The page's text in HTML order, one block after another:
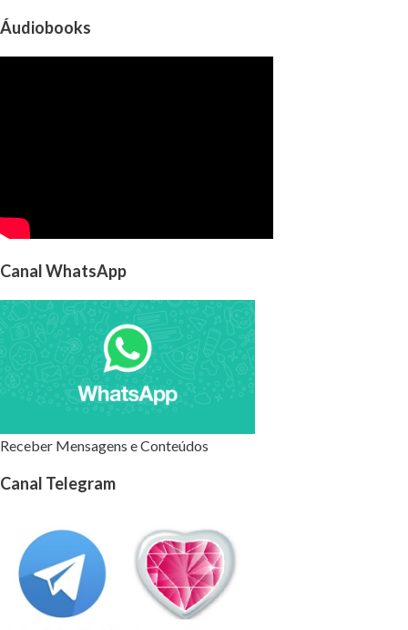
Áudiobooks
Canal WhatsApp
Receber Mensagens e Conteúdos
Canal Telegram